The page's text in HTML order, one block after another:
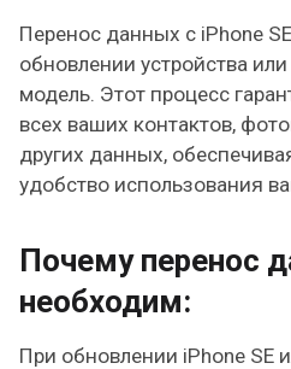
Перенос данных с iPhone
обновлении устройства
модель. Этот процесс
всех ваших контактов,
других данных,
удобство использования
Почему перенос
необходим:
При обновлении iPhone SE